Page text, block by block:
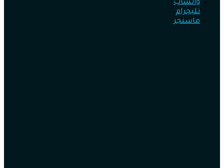
واتساب
تليجرام
ماسنجر